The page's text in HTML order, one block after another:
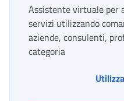
Assistente virtuale per
servizi utilizzando
aziende, consulenti,
categoria